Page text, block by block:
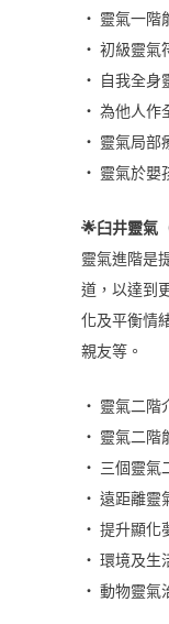
• 靈氣一階
• 初級靈氣
• 自我全身
• 為他人作
• 靈氣局部
• 靈氣於嬰
🌟臼井靈氣
靈氣進階是
道，以達到
化及平衡情
親友等。
• 靈氣二階
• 靈氣二階
• 三個靈氣
• 遠距離靈
• 提升顯化
• 環境及生
• 動物靈氣